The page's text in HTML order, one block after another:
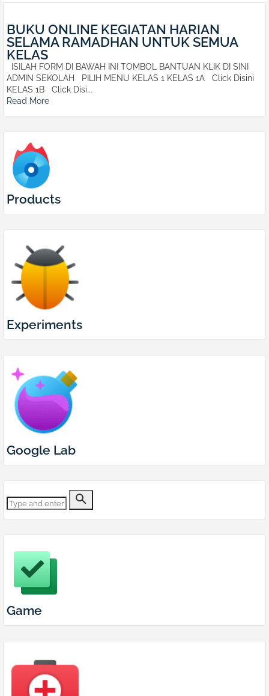
BUKU ONLINE KEGIATAN HARIAN
SELAMA RAMADHAN UNTUK SEMUA
KELAS
ISILAH FORM DI BAWAH INI TOMBOL BANTUAN KLIK DI SINI
ADMIN SEKOLAH PILIH MENU KELAS 1 KELAS 1A Click Disini
KELAS 1B Click Disi...
Read More
Products
Experiments
Google Lab
Game